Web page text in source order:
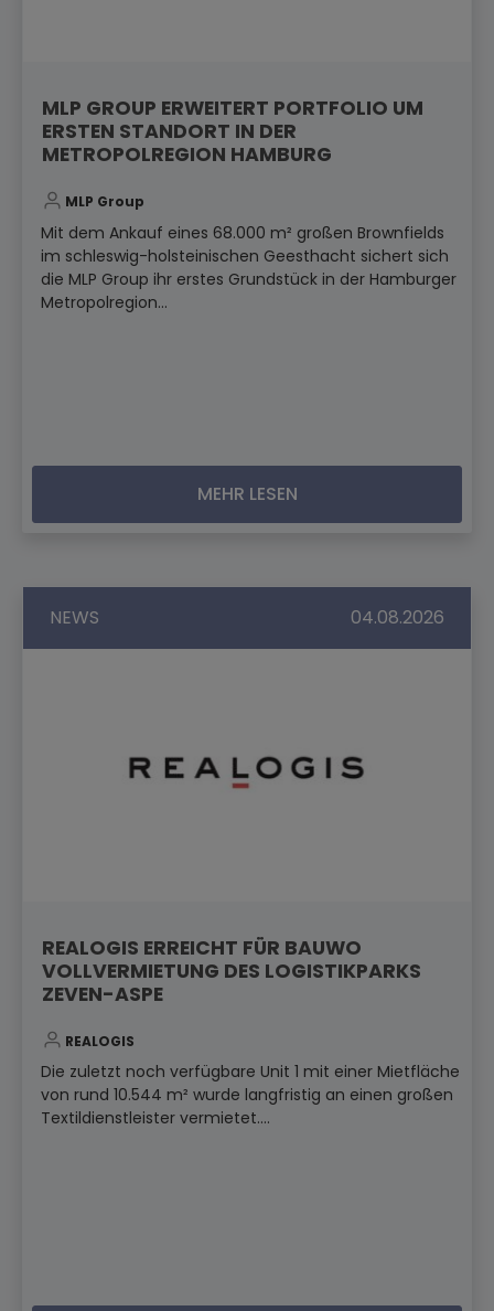
MLP GROUP ERWEITERT PORTFOLIO UM
ERSTEN STANDORT IN DER
METROPOLREGION HAMBURG
MLP Group
Mit dem Ankauf eines 68.000 m² großen Brownfields
im schleswig-holsteinischen Geesthacht sichert sich
die MLP Group ihr erstes Grundstück in der Hamburger
Metropolregion...
MEHR LESEN
NEWS 04.08.2026
REALOGIS ERREICHT FÜR BAUWO
VOLLVERMIETUNG DES LOGISTIKPARKS
ZEVEN-ASPE
REALOGIS
Die zuletzt noch verfügbare Unit 1 mit einer Mietfläche
von rund 10.544 m² wurde langfristig an einen großen
Textildienstleister vermietet....